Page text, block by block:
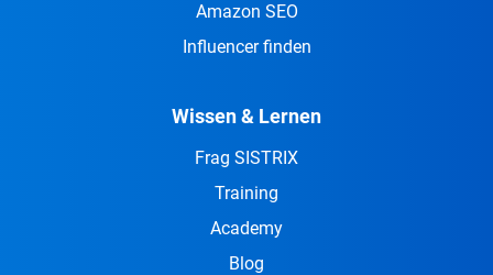
Amazon SEO
Influencer finden
Wissen & Lernen
Frag SISTRIX
Training
Academy
Blog